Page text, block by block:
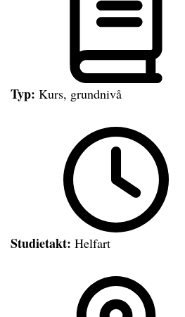
Typ: Kurs, grundnivå
Studietakt: Helfart